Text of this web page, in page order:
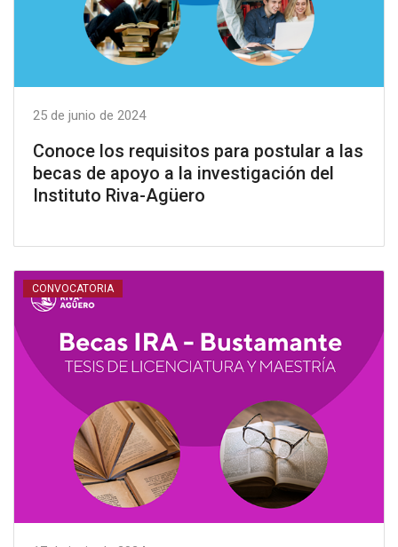
25 de junio de 2024
Conoce los requisitos para postular a las
becas de apoyo a la investigación del
Instituto Riva-Agüero
CONVOCATORIA